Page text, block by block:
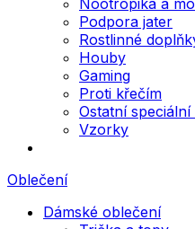
Podpora jater
Rostlinné
Houby
Gaming
Proti křečím
Ostatní
Vzorky
Oblečení
Dámské oblečení